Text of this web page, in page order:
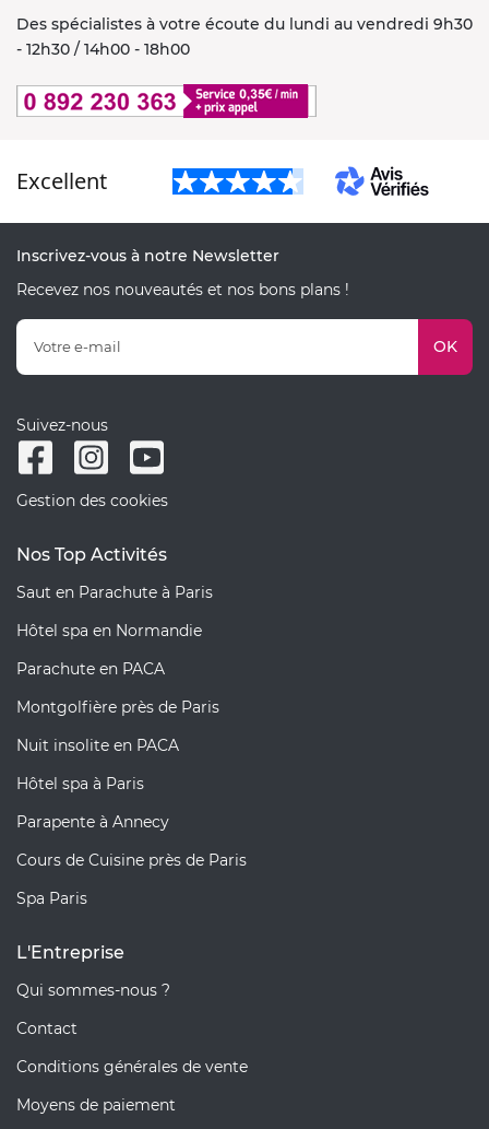
Des spécialistes à votre écoute du lundi au vendredi 9h30
- 12h30 / 14h00 - 18h00
Excellent
Inscrivez-vous à notre Newsletter
Recevez nos nouveautés et nos bons plans !
OK
Suivez-nous
Gestion des cookies
Nos Top Activités
Saut en Parachute à Paris
Hôtel spa en Normandie
Parachute en PACA
Montgolfière près de Paris
Nuit insolite en PACA
Hôtel spa à Paris
Parapente à Annecy
Cours de Cuisine près de Paris
Spa Paris
L'Entreprise
Qui sommes-nous ?
Contact
Conditions générales de vente
Moyens de paiement